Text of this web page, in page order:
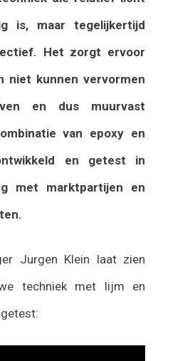
is, maar tegelijkertijd
Het zorgt ervoor
niet kunnen vervormen
en dus muurvast
van epoxy en
en getest in
met marktpartijen en
Jurgen Klein laat zien
techniek met lijm en